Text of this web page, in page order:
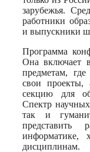
зарубежья.
работники
и выпускники
Программа
Она включает
предметам,
свои проекты,
секцию для
Спектр
так и
представить
информатике,
дисциплинам.